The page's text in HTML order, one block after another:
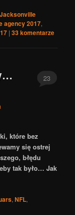
Jacksonville
agency 2017,
|33komentarze
23
które bez
się ostrej
błędu
tak było… Jak
,NFL,